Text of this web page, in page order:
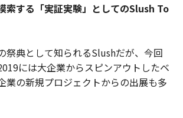
索する「実証実験」としてのSlush To
祭典として知られるSlushだが、今回
には大企業からスピンアウトしたベ
業の新規プロジェクトからの出展も多